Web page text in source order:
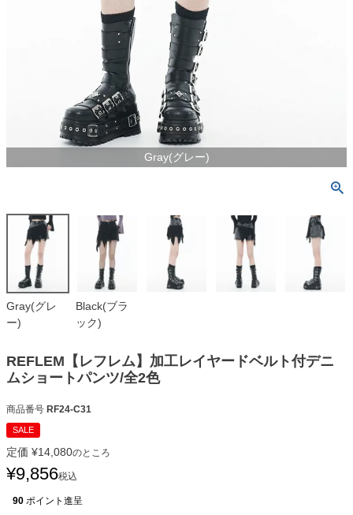
Gray(グレー)
Gray(グレ
ー)
Black(ブラ
ック)
REFLEM【レフレム】加工レイヤードベルト付デニ
ムショートパンツ/全2色
商品番号 RF24-C31
SALE
定価 ¥14,080のところ
¥9,856税込
90 ポイント進呈